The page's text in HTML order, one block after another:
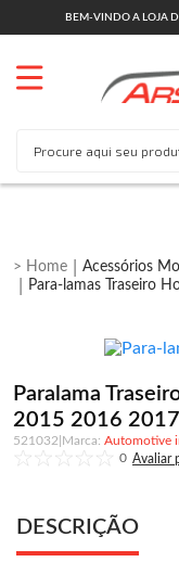
BEM-VINDO A LOJA
Acessórios
Para-lamas Traseiro
Paralama
2015 2016
521032
Automotive
0
DESCRIÇÃO